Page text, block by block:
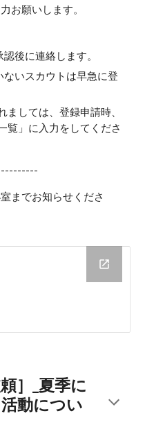
お願いします。
後に連絡します。
いスカウトは早急に登
ましては、登録申請時、
覧」に入力をしてくださ
までお知らせくださ
］_夏季に
動につい